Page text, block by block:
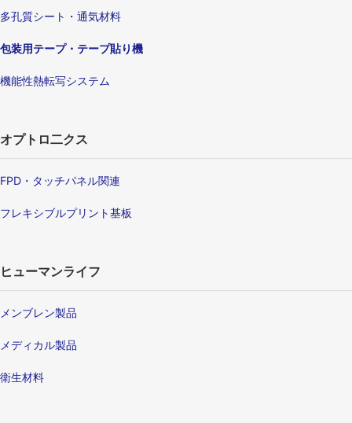
多孔質シート・通気材料
包装用テープ・テープ貼り機
機能性熱転写システム
オプトロ二クス
FPD・タッチパネル関連
フレキシブルプリント基板
ヒューマンライフ
メンブレン製品
メディカル製品
衛生材料